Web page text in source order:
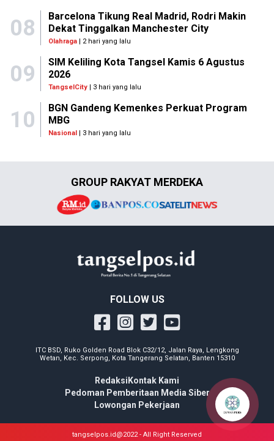
08
Barcelona Tikung Real Madrid, Rodri Makin
Dekat Tinggalkan Manchester City
Olahraga| 2 hari yang lalu
09
SIM Keliling Kota Tangsel Kamis 6 Agustus
2026
TangselCity| 3 hari yang lalu
10
BGN Gandeng Kemenkes Perkuat Program
MBG
Nasional| 3 hari yang lalu
GROUP RAKYAT MERDEKA
FOLLOW US
ITC BSD, Ruko Golden Road Blok C32/12, Jalan Raya, Lengkong
Wetan, Kec. Serpong, Kota Tangerang Selatan, Banten 15310
Redaksi Kontak Kami
Pedoman Pemberitaan Media Siber
Lowongan Pekerjaan
tangselpos.id@2022 - All Right Reserved